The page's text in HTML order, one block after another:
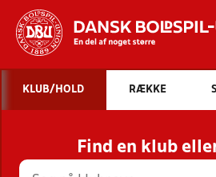
STILLINGER,
HOLD
KLUB/HOLD RÆKKE
Find en klub